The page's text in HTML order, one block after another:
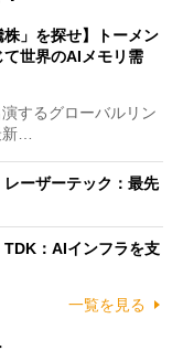
株」を探せ】トーメン
世界のAIメモリ需
するグローバルリン
新…
レーザーテック：最先
TDK：AIインフラを支
一覧を見る